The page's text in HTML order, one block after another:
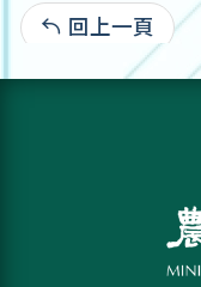
回上一頁